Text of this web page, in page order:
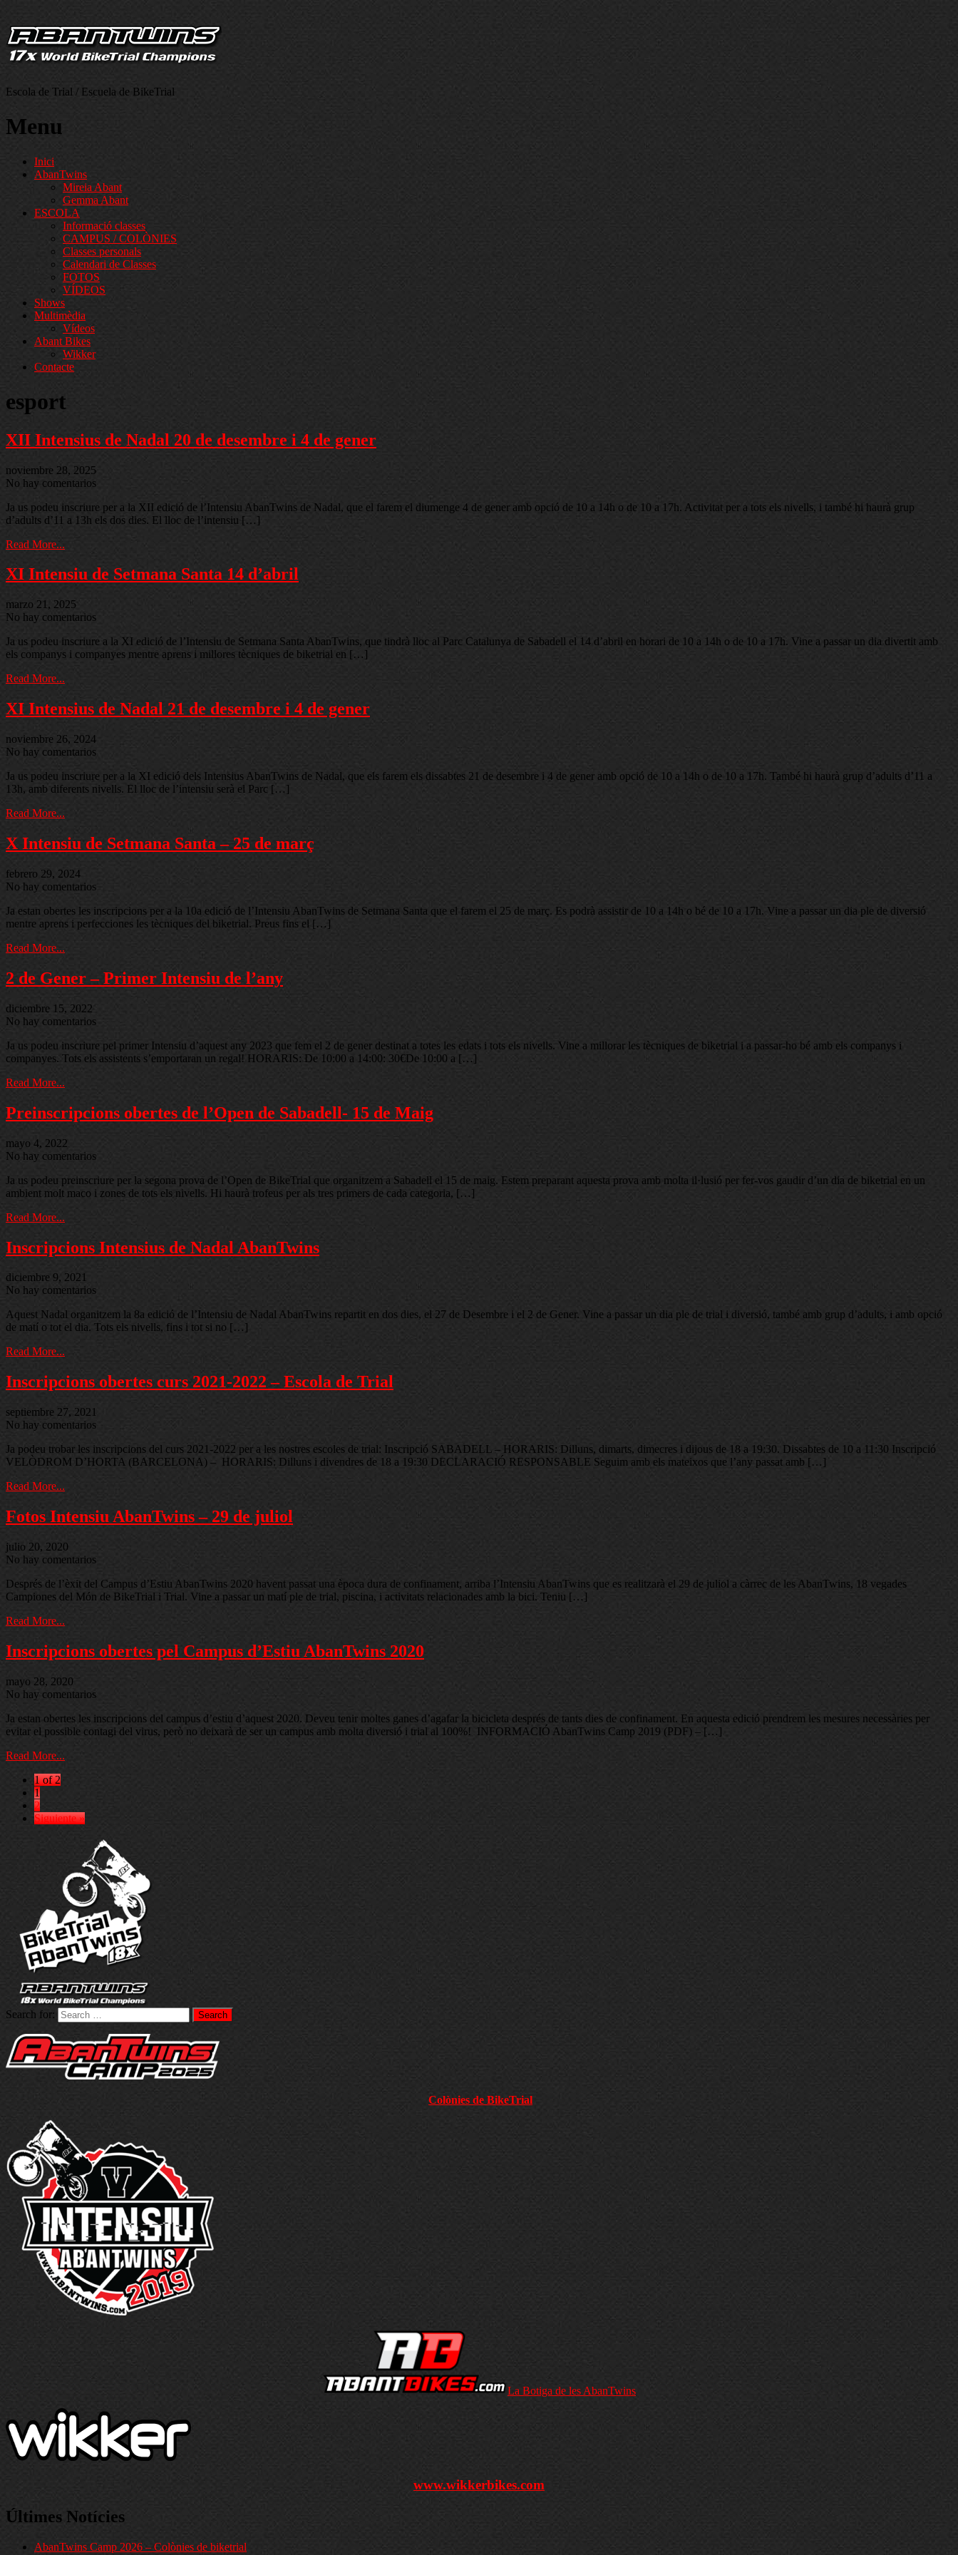
Escola de Trial / Escuela de BikeTrial
Menu
Inici
AbanTwins
Mireia Abant
Gemma Abant
ESCOLA
Informació classes
CAMPUS / COLÒNIES
Classes personals
Calendari de Classes
FOTOS
VÍDEOS
Shows
Multimèdia
Vídeos
Abant Bikes
Wikker
Contacte
esport
XII Intensius de Nadal 20 de desembre i 4 de gener
noviembre 28, 2025
No hay comentarios
Ja us podeu inscriure per a la XII edició de l’Intensiu AbanTwins de Nadal, que el farem el diumenge 4 de gener amb opció de 10 a 14h o de 10 a 17h. Activitat per a tots els nivells, i també hi haurà grup
d’adults d’11 a 13h els dos dies. El lloc de l’intensiu […]
Read More...
XI Intensiu de Setmana Santa 14 d’abril
marzo 21, 2025
No hay comentarios
Ja us podeu inscriure a la XI edició de l’Intensiu de Setmana Santa AbanTwins, que tindrà lloc al Parc Catalunya de Sabadell el 14 d’abril en horari de 10 a 14h o de 10 a 17h. Vine a passar un dia divertit amb
els companys i companyes mentre aprens i millores tècniques de biketrial en […]
Read More...
XI Intensius de Nadal 21 de desembre i 4 de gener
noviembre 26, 2024
No hay comentarios
Ja us podeu inscriure per a la XI edició dels Intensius AbanTwins de Nadal, que els farem els dissabtes 21 de desembre i 4 de gener amb opció de 10 a 14h o de 10 a 17h. També hi haurà grup d’adults d’11 a
13h, amb diferents nivells. El lloc de l’intensiu serà el Parc […]
Read More...
X Intensiu de Setmana Santa – 25 de març
febrero 29, 2024
No hay comentarios
Ja estan obertes les inscripcions per a la 10a edició de l’Intensiu AbanTwins de Setmana Santa que el farem el 25 de març. Es podrà assistir de 10 a 14h o bé de 10 a 17h. Vine a passar un dia ple de diversió
mentre aprens i perfecciones les tècniques del biketrial. Preus fins el […]
Read More...
2 de Gener – Primer Intensiu de l’any
diciembre 15, 2022
No hay comentarios
Ja us podeu inscriure pel primer Intensiu d’aquest any 2023 que fem el 2 de gener destinat a totes les edats i tots els nivells. Vine a millorar les tècniques de biketrial i a passar-ho bé amb els companys i
companyes. Tots els assistents s’emportaran un regal! HORARIS: De 10:00 a 14:00: 30€De 10:00 a […]
Read More...
Preinscripcions obertes de l’Open de Sabadell- 15 de Maig
mayo 4, 2022
No hay comentarios
Ja us podeu preinscriure per la segona prova de l’Open de BikeTrial que organitzem a Sabadell el 15 de maig. Estem preparant aquesta prova amb molta il·lusió per fer-vos gaudir d’un dia de biketrial en un
ambient molt maco i zones de tots els nivells. Hi haurà trofeus per als tres primers de cada categoria, […]
Read More...
Inscripcions Intensius de Nadal AbanTwins
diciembre 9, 2021
No hay comentarios
Aquest Nadal organitzem la 8a edició de l’Intensiu de Nadal AbanTwins repartit en dos dies, el 27 de Desembre i el 2 de Gener. Vine a passar un dia ple de trial i diversió, també amb grup d’adults, i amb opció
de matí o tot el dia. Tots els nivells, fins i tot si no […]
Read More...
Inscripcions obertes curs 2021-2022 – Escola de Trial
septiembre 27, 2021
No hay comentarios
Ja podeu trobar les inscripcions del curs 2021-2022 per a les nostres escoles de trial: Inscripció SABADELL – HORARIS: Dilluns, dimarts, dimecres i dijous de 18 a 19:30. Dissabtes de 10 a 11:30 Inscripció
VELÒDROM D’HORTA (BARCELONA) – HORARIS: Dilluns i divendres de 18 a 19:30 DECLARACIÓ RESPONSABLE Seguim amb els mateixos que l’any passat amb […]
Read More...
Fotos Intensiu AbanTwins – 29 de juliol
julio 20, 2020
No hay comentarios
Després de l’èxit del Campus d’Estiu AbanTwins 2020 havent passat una època dura de confinament, arriba l’Intensiu AbanTwins que es realitzarà el 29 de juliol a càrrec de les AbanTwins, 18 vegades
Campiones del Món de BikeTrial i Trial. Vine a passar un matí ple de trial, piscina, i activitats relacionades amb la bici. Teniu […]
Read More...
Inscripcions obertes pel Campus d’Estiu AbanTwins 2020
mayo 28, 2020
No hay comentarios
Ja estan obertes les inscripcions del campus d’estiu d’aquest 2020. Deveu tenir moltes ganes d’agafar la bicicleta després de tants dies de confinament. En aquesta edició prendrem les mesures necessàries per
evitar el possible contagi del virus, però no deixarà de ser un campus amb molta diversió i trial al 100%! INFORMACIÓ AbanTwins Camp 2019 (PDF) – […]
Read More...
1 of 2
1
2
Siguiente »
Search for:
Colònies de BikeTrial
La Botiga de les AbanTwins
www.wikkerbikes.com
Últimes Notícies
AbanTwins Camp 2026 – Colònies de biketrial